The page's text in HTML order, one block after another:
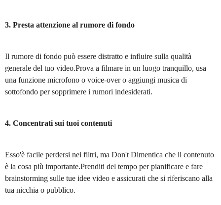
3. Presta attenzione al rumore di fondo
Il rumore di fondo può essere distratto e influire sulla qualità
generale del tuo video.Prova a filmare in un luogo tranquillo, usa
una funzione microfono o voice-over o aggiungi musica di
sottofondo per sopprimere i rumori indesiderati.
4. Concentrati sui tuoi contenuti
Esso'è facile perdersi nei filtri, ma Don't Dimentica che il contenuto
è la cosa più importante.Prenditi del tempo per pianificare e fare
brainstorming sulle tue idee video e assicurati che si riferiscano alla
tua nicchia o pubblico.